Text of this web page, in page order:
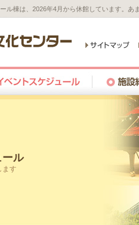
ル棟は、2026年4月から休館しています。
ール
ます